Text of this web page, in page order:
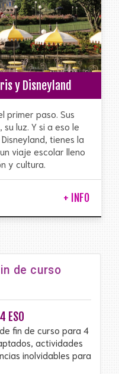
y Disneyland
primer paso. Sus
luz. Y si a eso le
tienes la
viaje escolar lleno
y cultura.
+ INFO
de curso
ESO
fin de curso para 4
actividades
inolvidables para